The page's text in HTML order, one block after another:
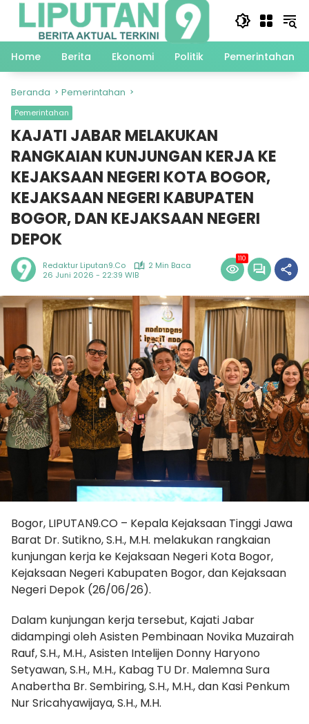
Langsung
Home
Berita Ekonomi Politik Pemerintahan
Beranda Pemerintahan
Pemerintahan
KAJATI JABAR MELAKUKAN
RANGKAIAN KUNJUNGAN KERJA KE
KEJAKSAAN NEGERI KOTA BOGOR,
KEJAKSAAN NEGERI KABUPATEN
BOGOR, DAN KEJAKSAAN NEGERI
DEPOK
Redaktur Liputan9.co
2 Min Baca
26 Juni 2026 - 22:39 WIB
110
Bogor, LIPUTAN9.CO – Kepala Kejaksaan Tinggi Jawa
Barat Dr. Sutikno, S.H., M.H. melakukan rangkaian
kunjungan kerja ke Kejaksaan Negeri Kota Bogor,
Kejaksaan Negeri Kabupaten Bogor, dan Kejaksaan
Negeri Depok (26/06/26).
Dalam kunjungan kerja tersebut, Kajati Jabar
didampingi oleh Asisten Pembinaan Novika Muzairah
Rauf, S.H., M.H., Asisten Intelijen Donny Haryono
Setyawan, S.H., M.H., Kabag TU Dr. Malemna Sura
Anabertha Br. Sembiring, S.H., M.H., dan Kasi Penkum
Nur Sricahyawijaya, S.H., M.H.